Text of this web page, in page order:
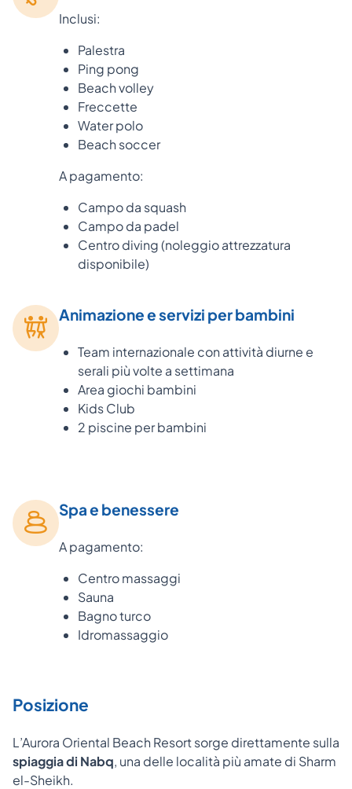
Inclusi:
Palestra
Ping pong
Beach volley
Freccette
Water polo
Beach soccer
A pagamento:
Campo da squash
Campo da padel
Centro diving (noleggio attrezzatura
disponibile)
Animazione e servizi per bambini
Team internazionale con attività diurne e
serali più volte a settimana
Area giochi bambini
Kids Club
2 piscine per bambini
Spa e benessere
A pagamento:
Centro massaggi
Sauna
Bagno turco
Idromassaggio
Posizione
L’Aurora Oriental Beach Resort sorge direttamente sulla
spiaggia di Nabq, una delle località più amate di Sharm
el-Sheikh.